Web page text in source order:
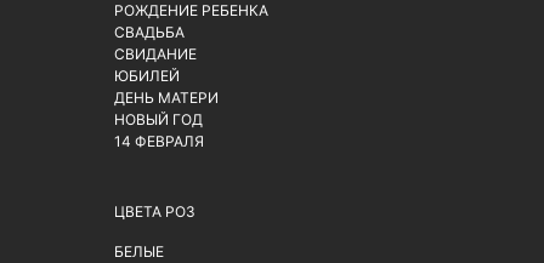
РОЖДЕНИЕ РЕБЕНКА
СВАДЬБА
СВИДАНИЕ
ЮБИЛЕЙ
ДЕНЬ МАТЕРИ
НОВЫЙ ГОД
14 ФЕВРАЛЯ
ЦВЕТА РОЗ
БЕЛЫЕ